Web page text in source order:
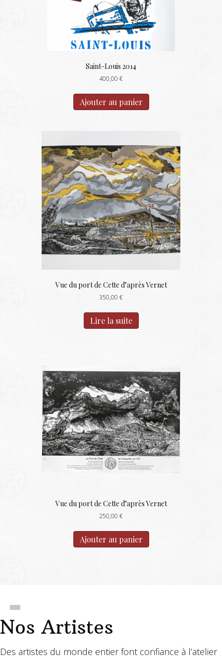
Saint-Louis 2014
400,00 €
Ajouter au panier
Vue du port de Cette d’après Vernet
350,00 €
Lire la suite
Vue du port de Cette d’après Vernet
250,00 €
Ajouter au panier
Nos Artistes
Des artistes du monde entier font confiance à l’atelier